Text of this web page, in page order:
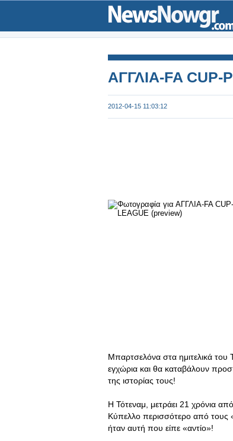
ΑΓΓΛΙΑ-FA CUP-
2012-04-15 11:03:12
Μπαρτσελόνα στα ημιτελικά του
εγχώρια και θα καταβάλουν
της ιστορίας τους!
Η Τότεναμ, μετράει 21 χρόνια
Κύπελλο περισσότερο από τους
ήταν αυτή που είπε «αντίο»!